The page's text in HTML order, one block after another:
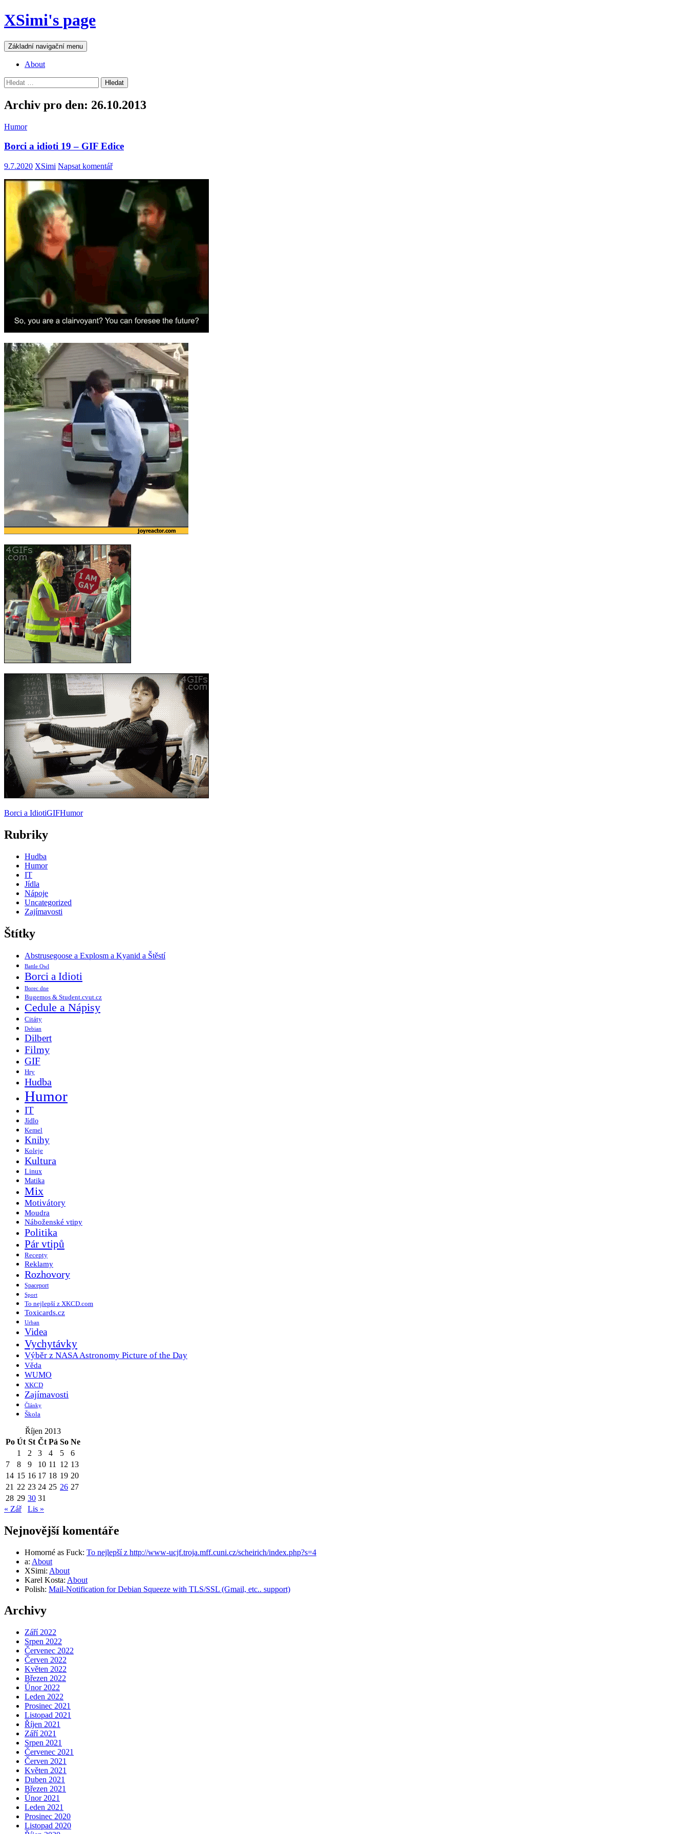
Přejít
k
webu
XSimi's page
Hledat
Základní navigační menu
About
Vyhledávání
Archiv pro den: 26.10.2013
Humor
Borci a idioti 19 – GIF Edice
9.7.2020 XSimi Napsat komentář
Borci a IdiotiGIFHumor
Rubriky
Hudba
Humor
IT
Jídla
Nápoje
Uncategorized
Zajímavosti
Štítky
Abstrusegoose a Explosm a Kyanid a Štěstí
Battle Owl
Borci a Idioti
Borec dne
Bugemos & Student.cvut.cz
Cedule a Nápisy
Citáty
Debian
Dilbert
Filmy
GIF
Hry
Hudba
Humor
IT
Jídlo
Kemel
Knihy
Koleje
Kultura
Linux
Matika
Mix
Motivátory
Moudra
Náboženské vtipy
Politika
Pár vtipů
Recepty
Reklamy
Rozhovory
Spaceport
Sport
To nejlepší z XKCD.com
Toxicards.cz
Urban
Videa
Vychytávky
Výběr z NASA Astronomy Picture of the Day
Věda
WUMO
XKCD
Zajímavosti
Články
Škola
Říjen 2013
Po Út St Čt Pá So Ne
1
2 3 4 5
6
7
8 9 10 11 12 13
14 15 16 17 18 19 20
21 22 23 24 25 26 27
28 29 30 31
« Zář
Lis »
Nejnovější komentáře
Homorné as Fuck: To nejlepší z http://www-ucjf.troja.mff.cuni.cz/scheirich/index.php?s=4
a: About
XSimi: About
Karel Kosta: About
Polish: Mail-Notification for Debian Squeeze with TLS/SSL (Gmail, etc.. support)
Archivy
Září 2022
Srpen 2022
Červenec 2022
Červen 2022
Květen 2022
Březen 2022
Únor 2022
Leden 2022
Prosinec 2021
Listopad 2021
Říjen 2021
Září 2021
Srpen 2021
Červenec 2021
Červen 2021
Květen 2021
Duben 2021
Březen 2021
Únor 2021
Leden 2021
Prosinec 2020
Listopad 2020